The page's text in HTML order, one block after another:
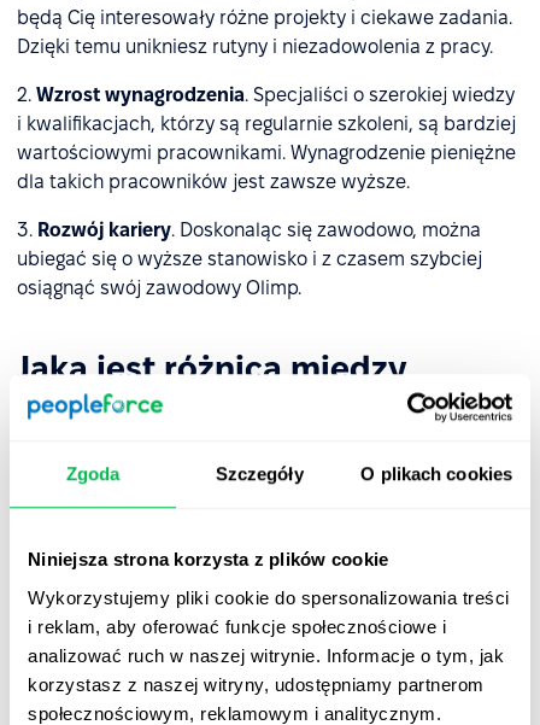
Zgoda Szczegóły O plikach cookies
Niniejsza strona korzysta z plików cookie
Wykorzystujemy pliki cookie do spersonalizowania treści
i reklam, aby oferować funkcje społecznościowe i
analizować ruch w naszej witrynie. Informacje o tym, jak
korzystasz z naszej witryny, udostępniamy partnerom
społecznościowym, reklamowym i analitycznym.
będą Cię interesowały różne projekty i ciekawe zadania.
Dzięki temu unikniesz rutyny i niezadowolenia z pracy.
2. Wzrost wynagrodzenia. Specjaliści o szerokiej wiedzy
i kwalifikacjach, którzy są regularnie szkoleni, są bardziej
wartościowymi pracownikami. Wynagrodzenie pieniężne
dla takich pracowników jest zawsze wyższe.
3. Rozwój kariery. Doskonaląc się zawodowo, można
ubiegać się o wyższe stanowisko i z czasem szybciej
osiągnąć swój zawodowy Olimp.
Jaka jest różnica między
rozwojem zawodowym a
Rozwój kariery zawodoweji rozwój zawodowy to
pojęcia wzajemnie powiązane. Dlatego często są one ze
pracownika na stanowisko w oparciu o jego umiejętności
zawodowe i osobiste.
Wzrost i rozwój stanowią razem podstawę udanego
planu kariery, który przynosi satysfakcję i dobre nagrody.